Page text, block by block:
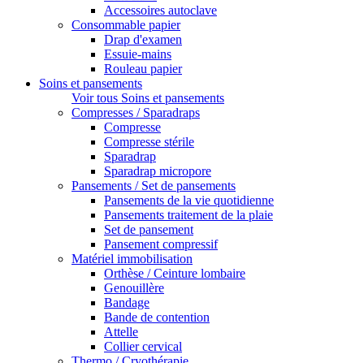
Accessoires autoclave
Consommable papier
Drap d'examen
Essuie-mains
Rouleau papier
Soins et pansements
Voir tous Soins et pansements
Compresses / Sparadraps
Compresse
Compresse stérile
Sparadrap
Sparadrap micropore
Pansements / Set de pansements
Pansements de la vie quotidienne
Pansements traitement de la plaie
Set de pansement
Pansement compressif
Matériel immobilisation
Orthèse / Ceinture lombaire
Genouillère
Bandage
Bande de contention
Attelle
Collier cervical